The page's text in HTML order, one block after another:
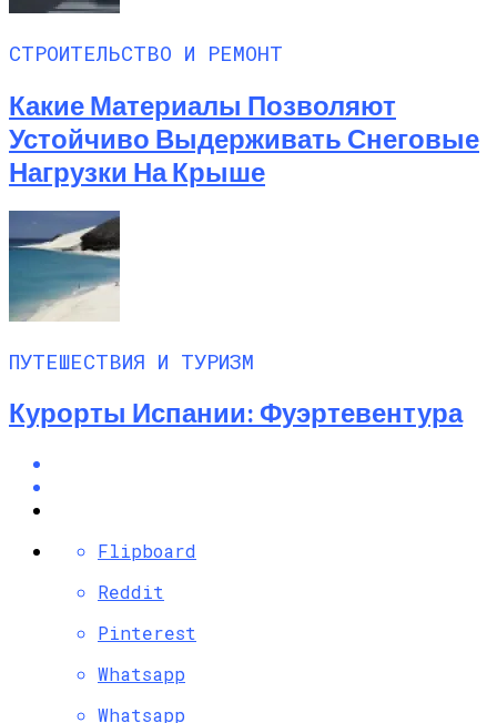
СТРОИТЕЛЬСТВО И РЕМОНТ
Какие Материалы Позволяют
Устойчиво Выдерживать Снеговые
Нагрузки На Крыше
ПУТЕШЕСТВИЯ И ТУРИЗМ
Курорты Испании: Фуэртевентура
Flipboard
Reddit
Pinterest
Whatsapp
Whatsapp